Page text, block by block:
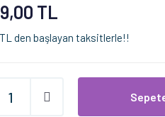
TL
den başlayan taksitlerle!!